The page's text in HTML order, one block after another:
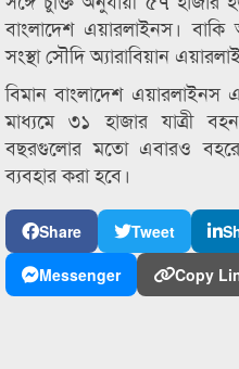
বাংলাদেশ এয়ারলাইনস। বাকি
সংস্থা সৌদি অ্যারাবিয়ান
বিমান বাংলাদেশ এয়ারলাইনস
মাধ্যমে ৩১ হাজার যাত্রী
বছরগুলোর মতো এবারও
ব্যবহার করা হবে।
Share Tweet
Messenger
Copy